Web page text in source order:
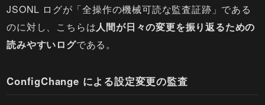
JSONL ログが「全操作の機械可読な監査証跡」である
のに対し、こちらは人間が日々の変更を振り返るための
読みやすいログである。
ConfigChange による設定変更の監査